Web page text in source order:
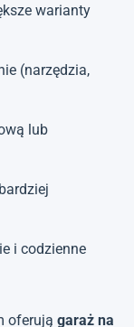
warianty
(narzędzia,
lub
i codzienne
oferują garaż na